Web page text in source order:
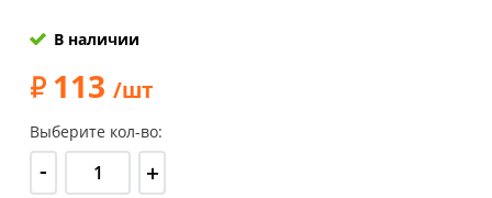
В наличии
113 /шт
Выберите кол-во:
- +